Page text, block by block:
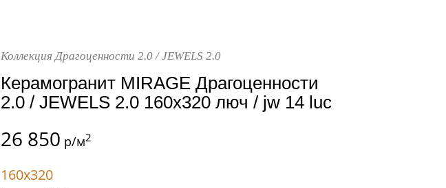
Коллекция Драгоценности 2.0 / JEWELS 2.0
Керамогранит MIRAGE Драгоценности
2.0 / JEWELS 2.0 160x320 люч / jw 14 luc
26 850 р/м2
160x320